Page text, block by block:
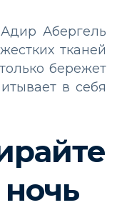
Абергель
тканей
бережет
в себя